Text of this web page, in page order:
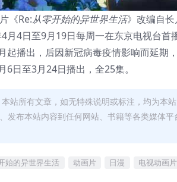
《Re:从零开始的异世界生活》改编自长
月4日至9月19日每周一在东京电视台
起播出，后因新冠病毒疫情影响而延期
6日至3月24日播出，全25集。
本站所有文章，如无特殊说明或标注，均为本
发布本站内容到任何网站、书籍等各类媒体
始的异世界生活 动画片 日漫 电视动画片